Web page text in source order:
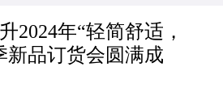
2024年“轻简舒适，
新品订货会圆满成